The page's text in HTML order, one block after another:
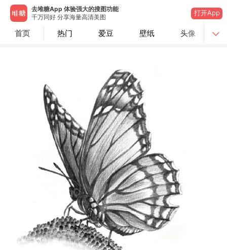
去堆糖App 体验强大的搜图功能
千万同好 分享海量高清美图
打开App
首页 热门 爱豆 壁纸 头像